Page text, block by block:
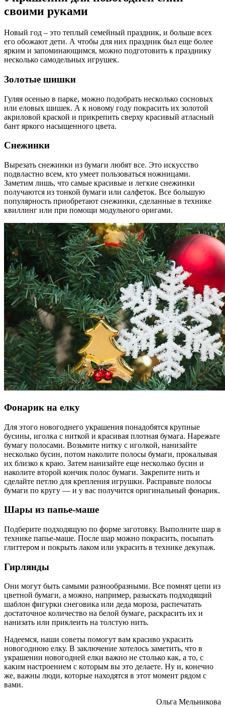
своими руками
Новый год – это теплый семейный праздник, и больше всех
его обожают дети. А чтобы для них праздник был еще более
ярким и запоминающимся, можно подготовить к празднику
несколько самодельных игрушек.
Золотые шишки
Гуляя осенью в парке, можно подобрать несколько сосновых
или еловых шишек. А к новому году покрасить их золотой
акриловой краской и прикрепить сверху красивый атласный
бант яркого насыщенного цвета.
Снежинки
Вырезать снежинки из бумаги любят все. Это искусство
подвластно всем, кто умеет пользоваться ножницами.
Заметим лишь, что самые красивые и легкие снежинки
получаются из тонкой бумаги или салфеток. Все большую
популярность приобретают снежинки, сделанные в технике
квиллинг или при помощи модульного оригами.
Фонарик на елку
Для этого новогоднего украшения понадобятся крупные
бусины, иголка с ниткой и красивая плотная бумага. Нарежьте
бумагу полосами. Возьмите нитку с иголкой, нанизайте
несколько бусин, потом наколите полосы бумаги, прокалывая
их близко к краю. Затем нанизайте еще несколько бусин и
наколите второй кончик полос бумаги. Закрепите нить и
сделайте петлю для крепления игрушки. Расправьте полосы
бумаги по кругу — и у вас получится оригинальный фонарик.
Шары из папье-маше
Подберите подходящую по форме заготовку. Выполните шар в
технике папье-маше. После шар можно покрасить, посыпать
глиттером и покрыть лаком или украсить в технике декупаж.
Гирлянды
Они могут быть самыми разнообразными. Все помнят цепи из
цветной бумаги, а можно, например, разыскать подходящий
шаблон фигурки снеговика или деда мороза, распечатать
достаточное количество на белой бумаге, раскрасить их и
нанизать или приклеить на толстую нить.
Надеемся, наши советы помогут вам красиво украсить
новогоднюю елку. В заключение хотелось заметить, что в
украшении новогодней елки важно не столько как, а то, с
каким настроением с которым вы это делаете. Ну и, конечно
же, важны люди, которые находятся в этот момент рядом с
вами.
Ольга Мельникова